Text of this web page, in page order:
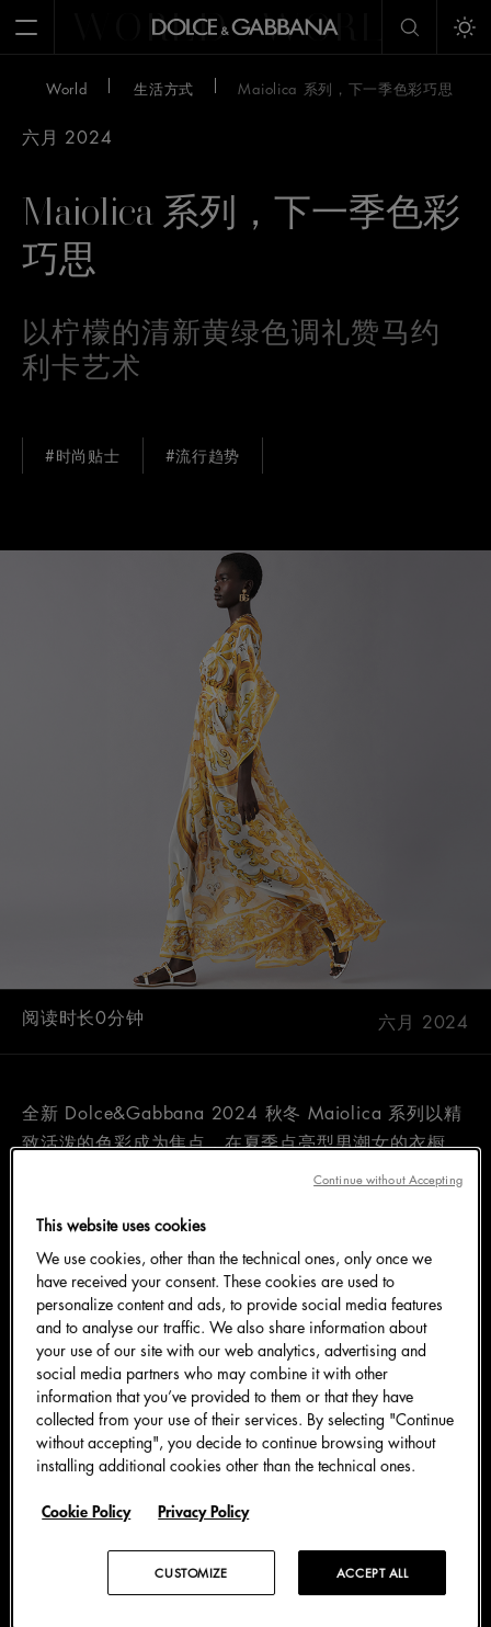
Open MenuWORLD WORLD
World 生活方式 Maiolica 系列，下一季色彩巧思
六月 2024
Maiolica 系列，下一季色彩
巧思
以柠檬的清新黄绿色调礼赞马约
利卡艺术
#时尚贴士 #流行趋势
六月 2024
阅读时长0分钟
全新 Dolce&Gabbana 2024 秋冬 Maiolica 系列以精
致活泼的色彩成为焦点，在夏季点亮型男潮女的衣橱。
经典印花搭配活泼雅致的色彩，精裁廓形描摹不拘一格
造一系列独特的精选单品。以无法拒绝的生动魅力，让
人畅快拥抱夏日清新，大方展现独特格调。
Maiolica 女装系列
全新柠檬黄色调为 Maiolica 女装系列带来大胆、活泼
而不失柔美的格调。轻盈的面料碰撞多样的质感，兼具
轻巧与活力，为造型带去一抹惊艳的优雅。
利卡艺术更添摩登气息，每件服装都尽显明艳、优美与
格调。Dolce&Gabbana 以经典的精致与优雅诠释传
This website uses cookies
We use cookies, other than the technical ones, only once we
have received your consent. These cookies are used to
personalize content and ads, to provide social media features
and to analyse our traffic. We also share information about
your use of our site with our web analytics, advertising and
social media partners who may combine it with other
information that you’ve provided to them or that they have
collected from your use of their services. By selecting "Continue
without accepting", you decide to continue browsing without
installing additional cookies other than the technical ones.
Cookie Policy Privacy Policy
ACCEPT ALL
CUSTOMIZE
Continue without Accepting